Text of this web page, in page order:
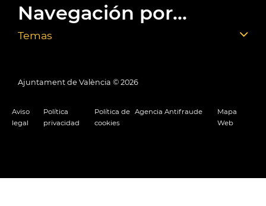
Navegación por...
Temas
Ajuntament de València © 2026
Aviso
legal
Política
privacidad
Política de
cookies
Agencia Antifraude
Mapa
Web